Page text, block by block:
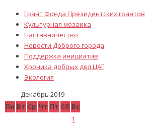
Грант Фонда Президентских грантов
Культурная мозаика
Наставничество
Новости Доброго города
Поддержка инициатив
Хроника добрых дел ЦАГ
Экология
Декабрь 2019
Пн Вт Ср Чт Пт Сб Вс
1